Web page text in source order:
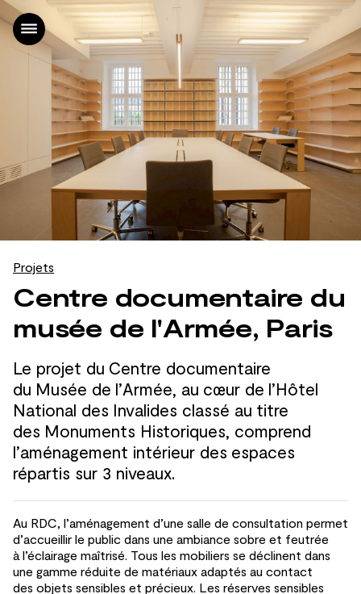
Accueil
Projets
Agence
Actualités
Contact
Projets
Centre documentaire du
musée de l'Armée, Paris
Le projet du Centre documentaire
du Musée de l’Armée, au cœur de l’Hôtel
National des Invalides classé au titre
des Monuments Historiques, comprend
l’aménagement intérieur des espaces
répartis sur 3 niveaux.
Au RDC, l’aménagement d’une salle de consultation permet
d’accueillir le public dans une ambiance sobre et feutrée
à l’éclairage maîtrisé. Tous les mobiliers se déclinent dans
une gamme réduite de matériaux adaptés au contact
des objets sensibles et précieux. Les réserves sensibles